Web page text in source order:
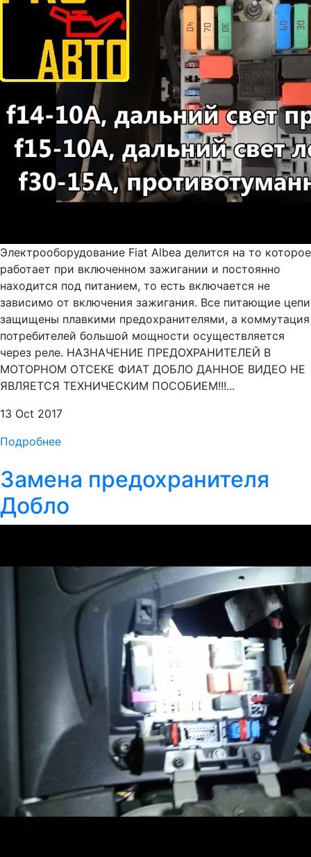
Электрооборудование Fiat Albea делится на то которое
работает при включенном зажигании и постоянно
находится под питанием, то есть включается не
зависимо от включения зажигания. Все питающие цепи
защищены плавкими предохранителями, а коммутация
потребителей большой мощности осуществляется
через реле. НАЗНАЧЕНИЕ ПРЕДОХРАНИТЕЛЕЙ В
МОТОРНОМ ОТСЕКЕ ФИАТ ДОБЛО ДАННОЕ ВИДЕО НЕ
ЯВЛЯЕТСЯ ТЕХНИЧЕСКИМ ПОСОБИЕМ!!!...
13 Oct 2017
Подробнее
Замена предохранителя
Добло